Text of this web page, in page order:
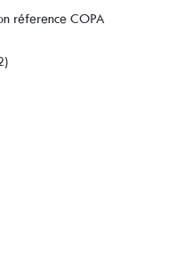
réference COPA